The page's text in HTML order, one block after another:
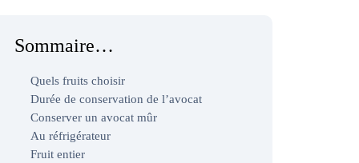
Sommaire…
Quels fruits choisir
Durée de conservation de l’avocat
Conserver un avocat mûr
Au réfrigérateur
Fruit entier